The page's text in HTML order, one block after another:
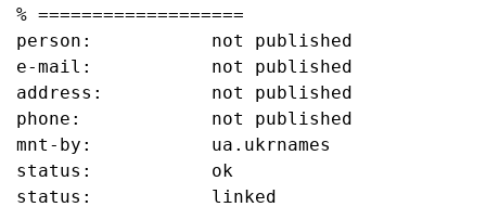
% ===================
person:           not published
e-mail:           not published
address:          not published
phone:            not published
mnt-by:           ua.ukrnames
status:           ok
status:           linked